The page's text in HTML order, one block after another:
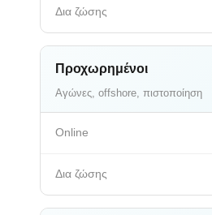
Προχωρημένοι
Αγώνες, offshore, πιστοποίηση